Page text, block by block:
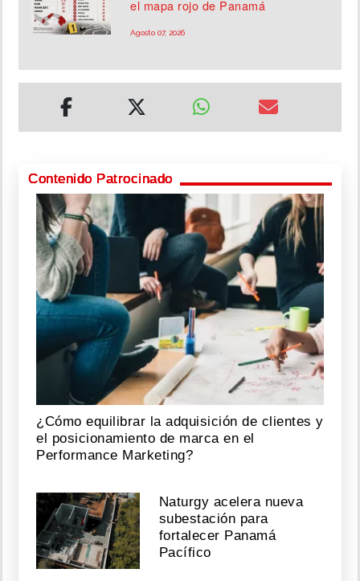
el mapa rojo de Panamá
Agosto 07, 2026
Contenido Patrocinado
¿Cómo equilibrar la adquisición de clientes y
el posicionamiento de marca en el
Performance Marketing?
Naturgy acelera nueva
subestación para
fortalecer Panamá
Pacífico